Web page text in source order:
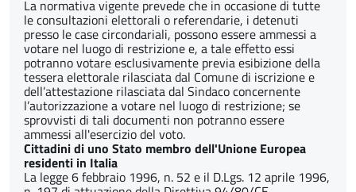
La normativa vigente prevede che in occasione di tutte
le consultazioni elettorali o referendarie, i detenuti
presso le case circondariali, possono essere ammessi a
votare nel luogo di restrizione e, a tale effetto essi
potranno votare esclusivamente previa esibizione della
tessera elettorale rilasciata dal Comune di iscrizione e
dell’attestazione rilasciata dal Sindaco concernente
l’autorizzazione a votare nel luogo di restrizione; se
sprovvisti di tali documenti non potranno essere
ammessi all'esercizio del voto.
Cittadini di uno Stato membro dell'Unione Europea
residenti in Italia
La legge 6 febbraio 1996, n. 52 e il D.Lgs. 12 aprile 1996,